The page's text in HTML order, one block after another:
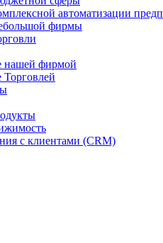
автоматизации
фирмы
нашей фирмой
с клиентами (CRM)